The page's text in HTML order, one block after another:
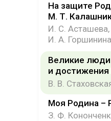
Моя Родина –
З. Ф.
И. С. Асташева,
И. А. Горшинина
На защите
М. Т.
В. В.
Великие люди
и достижения